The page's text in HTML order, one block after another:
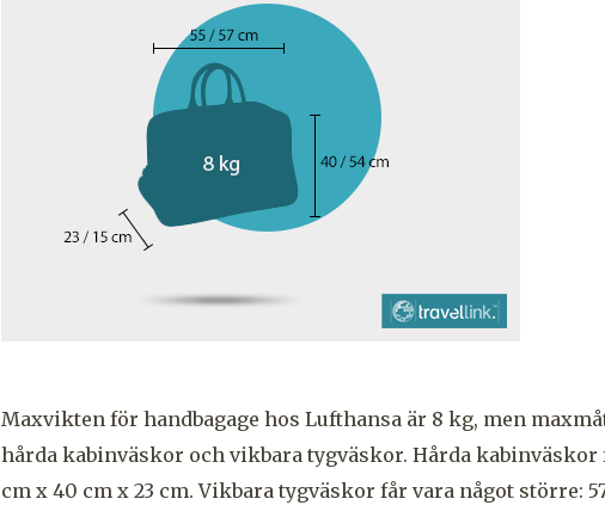
Maxvikten för handbagage hos Lufthansa är 8 kg, men
hårda kabinväskor och vikbara tygväskor. Hårda kabinväskor
cm x 40 cm x 23 cm. Vikbara tygväskor får vara något större: